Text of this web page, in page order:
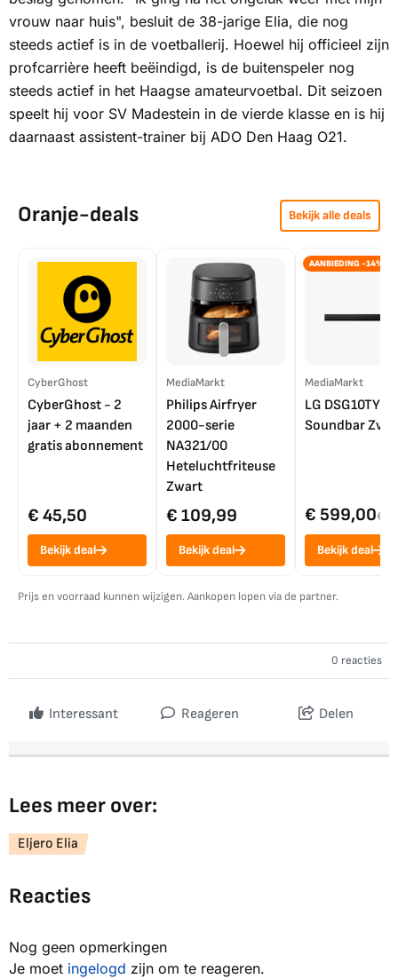
vrouw naar huis", besluit de 38-jarige Elia, die nog
steeds actief is in de voetballerij. Hoewel hij officieel zijn
profcarrière heeft beëindigd, is de buitenspeler nog
steeds actief in het Haagse amateurvoetbal. Dit seizoen
speelt hij voor SV Madestein in de vierde klasse en is hij
daarnaast assistent-trainer bij ADO Den Haag O21.
Oranje-deals Bekijk alle deals
CyberGhost
CyberGhost - 2
jaar + 2 maanden
gratis abonnement
€ 45,50
Bekijk deal
MediaMarkt
Philips Airfryer
2000-serie
NA321/00
Heteluchtfriteuse
Zwart
€ 109,99
Bekijk deal
AANBIEDING -14%
MediaMarkt
LG DSG10TY
Soundbar
€ 599,00€
Bekijk deal
Prijs en voorraad kunnen wijzigen. Aankopen lopen via de partner.
0 reacties
Interessant Reageren Delen
Lees meer over:
Eljero Elia
Reacties
Nog geen opmerkingen
Je moet ingelogd zijn om te reageren.